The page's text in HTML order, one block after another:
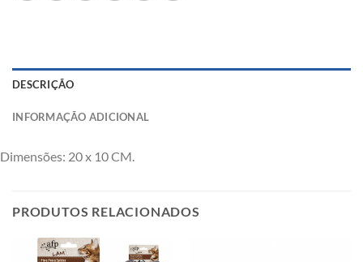
DESCRIÇÃO
INFORMAÇÃO ADICIONAL
Dimensões: 20 x 10 CM.
PRODUTOS RELACIONADOS